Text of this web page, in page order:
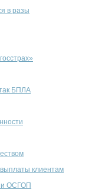
в разы
БПЛА
клиентам
и ОСГОП